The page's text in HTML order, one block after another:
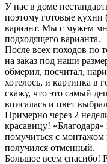
У нас в доме
поэтому готовые
вариант. Мы с мужем
подходящего варианта.
После всех походов по
на заказ под наши
обмерил, посчитал,
хотелось, и картинка в
скажу, что это самый
вписалась и цвет
Примерно через 2
красавицу!
помучиться с монтажом
получился отменный.
Большое всем спасибо!